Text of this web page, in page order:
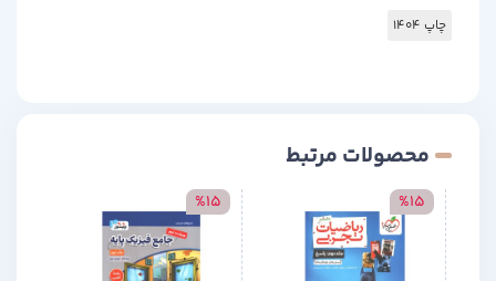
چاپ 1404
محصولات مرتبط
%15
%15